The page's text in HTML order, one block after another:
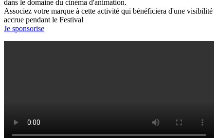
dans le domaine du cinéma d'animation.
Associez votre marque à cette activité qui bénéficiera d'une visibilité
accrue pendant le Festival
Je sponsorise